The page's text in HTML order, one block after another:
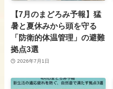
【7月のまどろみ予報】猛
暑と夏休みから頭を守る
「防衛的体温管理」の避難
拠点3選
2026年7月1日